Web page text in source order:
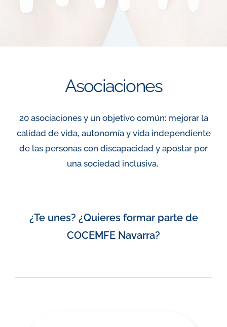
Asociaciones
20 asociaciones y un objetivo común: mejorar la
calidad de vida, autonomía y vida independiente
de las personas con discapacidad y apostar por
una sociedad inclusiva.
¿Te unes? ¿Quieres formar parte de
COCEMFE Navarra?